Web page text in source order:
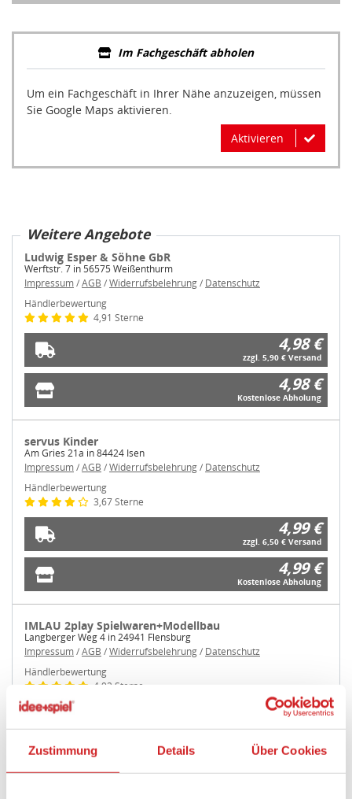
Zustimmung Details Über Cookies
Im Fachgeschäft abholen
Um ein Fachgeschäft in Ihrer Nähe anzuzeigen, müssen
Sie Google Maps aktivieren.
Aktivieren
Weitere Angebote
Ludwig Esper & Söhne GbR
Werftstr. 7 in 56575 Weißenthurm
Impressum/AGB /Widerrufsbelehrung/ Datenschutz
Händlerbewertung
4,91 Sterne
4,98 €
zzgl. 5,90 € Versand
4,98 €
Kostenlose Abholung
servus Kinder
Am Gries 21a in 84424 Isen
Impressum/AGB /Widerrufsbelehrung/ Datenschutz
Händlerbewertung
3,67 Sterne
4,99 €
zzgl. 6,50 € Versand
4,99 €
Kostenlose Abholung
IMLAU 2play Spielwaren+Modellbau
Langberger Weg 4 in 24941 Flensburg
Impressum/AGB /Widerrufsbelehrung/ Datenschutz
Händlerbewertung
4,92 Sterne
4,99 €
4,99 €